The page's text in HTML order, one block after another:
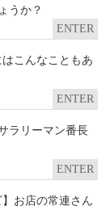
うか？
ENTER
はこんなこともあ
ENTER
ラリーマン番長
ENTER
】お店の常連さん